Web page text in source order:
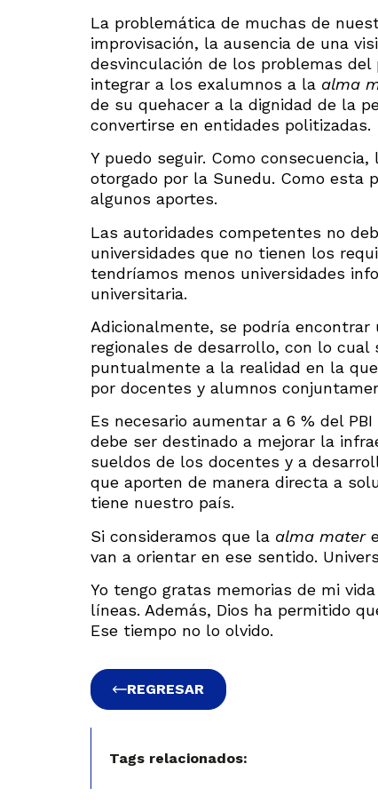
La problemática de muchas de
improvisación, la ausencia de una
desvinculación de los problemas
integrar a los exalumnos a la alma
de su quehacer a la dignidad de la
convertirse en entidades politizadas.
Y puedo seguir. Como
otorgado por la Sunedu. Como esta
algunos aportes.
Las autoridades competentes no
universidades que no tienen los
tendríamos menos universidades
universitaria.
Adicionalmente, se podría
regionales de desarrollo, con lo
puntualmente a la realidad en la
por docentes y alumnos
Es necesario aumentar a 6 % del
debe ser destinado a mejorar la
sueldos de los docentes y a
que aporten de manera directa a
tiene nuestro país.
Si consideramos que la alma mater
van a orientar en ese sentido.
Yo tengo gratas memorias de mi
líneas. Además, Dios ha permitido
Ese tiempo no lo olvido.
REGRESAR
Tags relacionados: